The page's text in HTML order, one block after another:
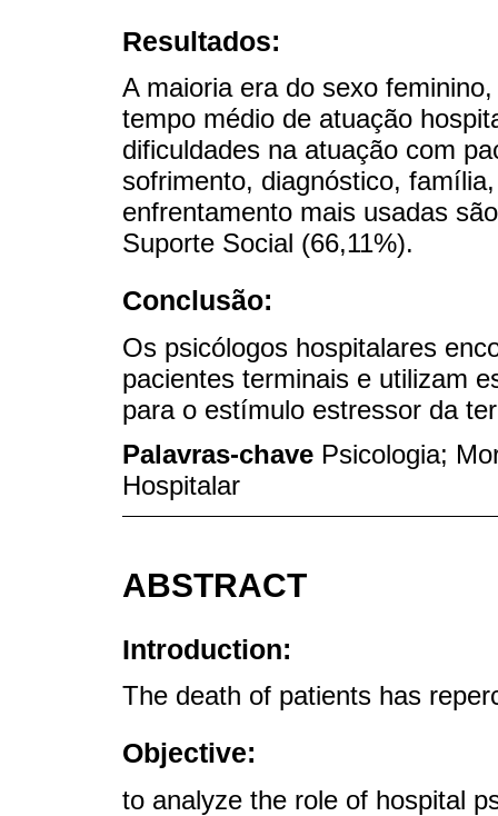
Resultados:
A maioria era do sexo
tempo médio de atuação
dificuldades na atuação com
sofrimento, diagnóstico,
enfrentamento mais usadas
Suporte Social (66,11%).
Conclusão:
Os psicólogos hospitalares
pacientes terminais e utilizam
para o estímulo estressor da
Palavras-chave Psicologia;
Hospitalar
ABSTRACT
Introduction:
The death of patients has
Objective:
to analyze the role of hospital